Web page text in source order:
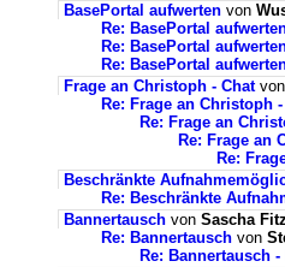
BasePortal aufwerten von
Re: BasePortal
Re: BasePortal
Re: BasePortal
Frage an Christoph - Chatvon
Re: Frage an Christoph
Re: Frage an
Re: Frage an
Re:
Beschränkte
Re: Beschränkte
Bannertausch von Sascha
Re: Bannertausch von
Re: Bannertausch